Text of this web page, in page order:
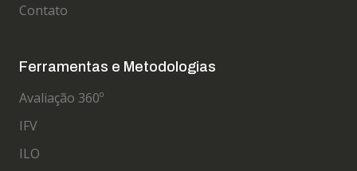
Contato
Ferramentas e Metodologias
Avaliação 360º
IFV
ILO